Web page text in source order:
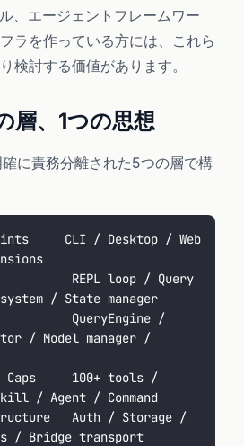
、エージェントフレームワー
ラを作っている方には、これら
検討する価値があります。
層、1つの思想
に責務分離された5つの層で構
CLI / Desktop / Web
REPL loop / Query
/ State manager
QueryEngine /
/ Model manager /
Caps     100+ tools /
/ Agent / Command
Auth / Storage /
/ Bridge transport